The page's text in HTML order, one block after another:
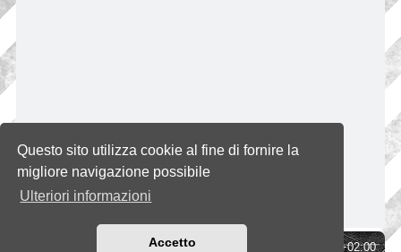
Questo sito utilizza cookie al fine di fornire la
migliore navigazione possibile
Ulteriori informazioni
Accetto UTC+02:00